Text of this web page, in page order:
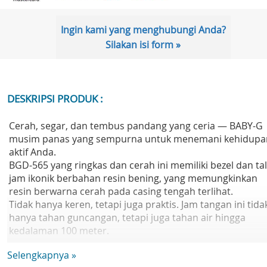
Ingin kami yang menghubungi Anda?
Silakan isi form »
DESKRIPSI PRODUK :
Cerah, segar, dan tembus pandang yang ceria — BABY-G
musim panas yang sempurna untuk menemani
aktif Anda.
BGD-565 yang ringkas dan cerah ini memiliki bezel dan
jam ikonik berbahan resin bening, yang memungkinkan
resin berwarna cerah pada casing tengah terlihat.
Tidak hanya keren, tetapi juga praktis. Jam tangan ini
hanya tahan guncangan, tetapi juga tahan air hingga
kedalaman 100 meter.
nuansa cerah pada lemari pakaian Anda dan mengawali
Selengkapnya »